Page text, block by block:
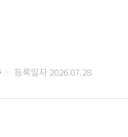
시스템을 구축
· 등록일자 2026.07.28.